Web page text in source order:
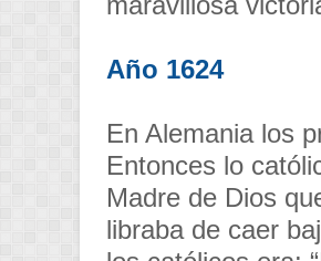
Año 1624
En Alemania los
Entonces lo
Madre de Dios
libraba de caer